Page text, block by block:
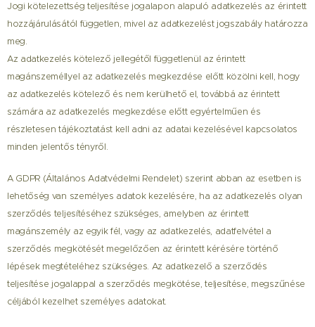
Jogi kötelezettség teljesítése jogalapon alapuló adatkezelés az érintett
hozzájárulásától független, mivel az adatkezelést jogszabály határozza
meg.
Az adatkezelés kötelező jellegétől függetlenül az érintett
magánszeméllyel az adatkezelés megkezdése előtt közölni kell, hogy
az adatkezelés kötelező és nem kerülhető el, továbbá az érintett
számára az adatkezelés megkezdése előtt egyértelműen és
részletesen tájékoztatást kell adni az adatai kezelésével kapcsolatos
minden jelentős tényről.
A GDPR (Általános Adatvédelmi Rendelet) szerint abban az esetben is
lehetőség van személyes adatok kezelésére, ha az adatkezelés olyan
szerződés teljesítéséhez szükséges, amelyben az érintett
magánszemély az egyik fél, vagy az adatkezelés, adatfelvétel a
szerződés megkötését megelőzően az érintett kérésére történő
lépések megtételéhez szükséges. Az adatkezelő a szerződés
teljesítése jogalappal a szerződés megkötése, teljesítése, megszűnése
céljából kezelhet személyes adatokat.